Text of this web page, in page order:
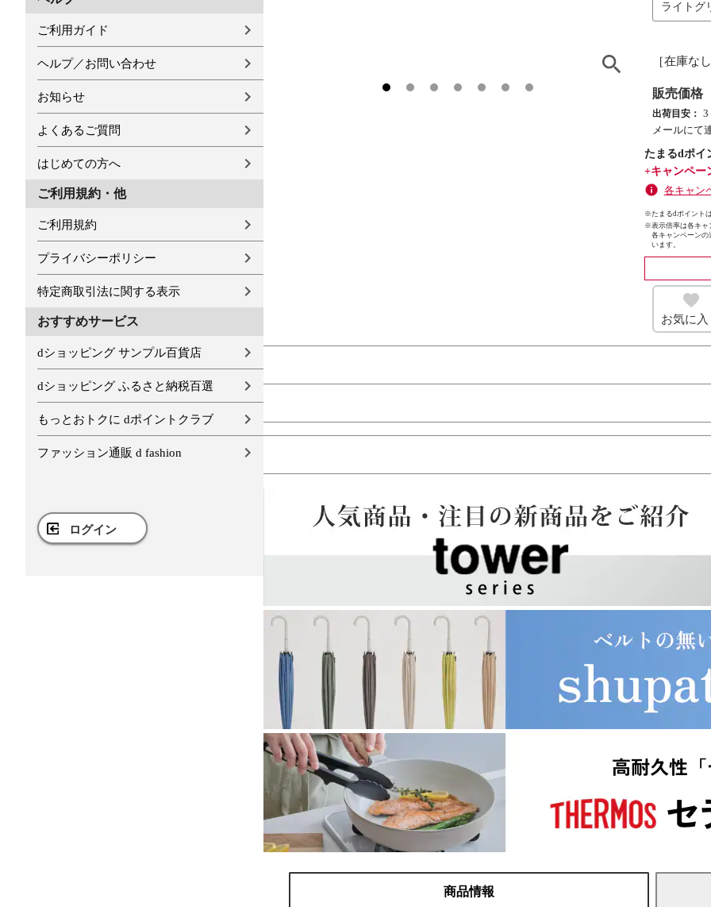
ご利用ガイド
ヘルプ／お問い合わせ
お知らせ
よくあるご質問
はじめての方へ
ご利用規約・他
ご利用規約
プライバシーポリシー
特定商取引法に関する表示
おすすめサービス
dショッピング サンプル百貨店
dショッピング ふるさと納税百選
もっとおトクに dポイントクラブ
ファッション通販 d fashion
ログイン
ライトグ
［在庫な
販売価格
出荷目安： 3
メールにて
たまるdポイ
+キャンペー
各キャン
※たまるdポイント
※表示倍率は各キャ
各キャンペーンの
います。
お気に入
商品情報